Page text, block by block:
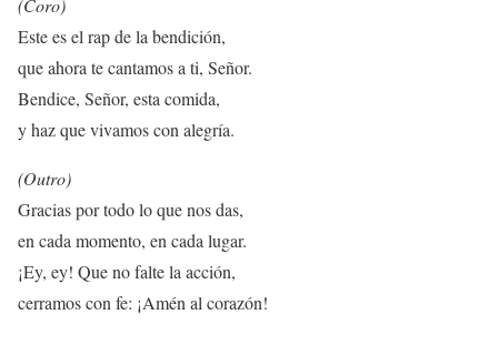
(Coro)
Este es el rap de la bendición,
que ahora te cantamos a ti, Señor.
Bendice, Señor, esta comida,
y haz que vivamos con alegría.
(Outro)
Gracias por todo lo que nos das,
en cada momento, en cada lugar.
¡Ey, ey! Que no falte la acción,
cerramos con fe: ¡Amén al corazón!